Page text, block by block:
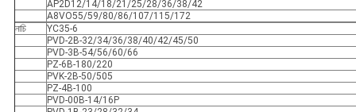
AP2D12/14/18/21/25/28/36/38/42
A8VO55/59/80/86/107/115/172
নাচি
YC35-6
PVD-2B-32/34/36/38/40/42/45/50
PVD-3B-54/56/60/66
PZ-6B-180/220
PVK-2B-50/505
PZ-4B-100
PVD-00B-14/16P